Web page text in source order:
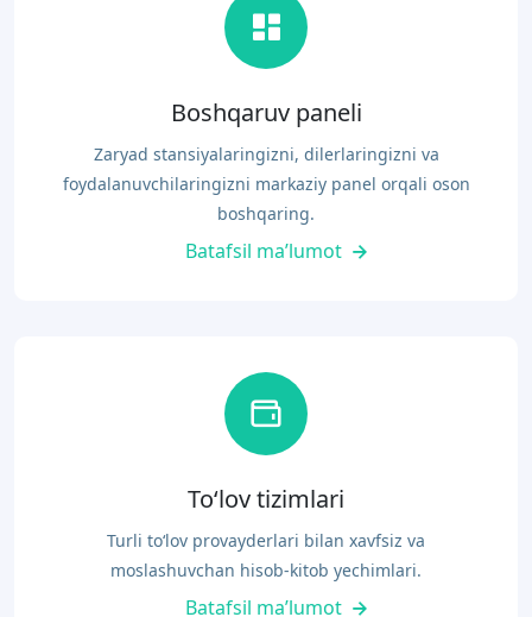
Boshqaruv paneli
Zaryad stansiyalaringizni, dilerlaringizni va
foydalanuvchilaringizni markaziy panel orqali oson
boshqaring.
Batafsil ma’lumot
To‘lov tizimlari
Turli to‘lov provayderlari bilan xavfsiz va
moslashuvchan hisob-kitob yechimlari.
Batafsil ma’lumot